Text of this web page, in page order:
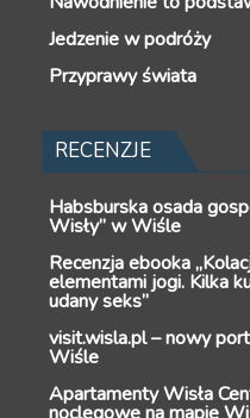
Jedzenie w podróży
Przyprawy świata
RECENZJE
Habsburska osada
Wisły” w Wiśle
Recenzja ebooka
elementami jogi. Kilka
udany seks”
visit.wisla.pl – nowy
Wiśle
Apartamenty Wisła